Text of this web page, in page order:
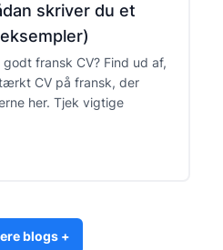
skriver du et
fransk CV? Find ud af,
CV på fransk, der
her. Tjek vigtige
blogs+